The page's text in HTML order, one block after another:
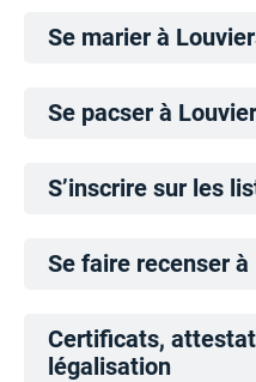
Se marier à
Se pacser à
S’inscrire sur les
Se faire recenser à
Certificats,
légalisation